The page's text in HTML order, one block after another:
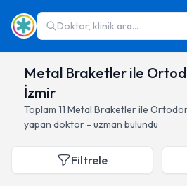
Doktor, klinik ara...
Metal Braketler ile
İzmir
Toplam 11 Metal Braketler ile
yapan doktor - uzman bulundu
Filtrele